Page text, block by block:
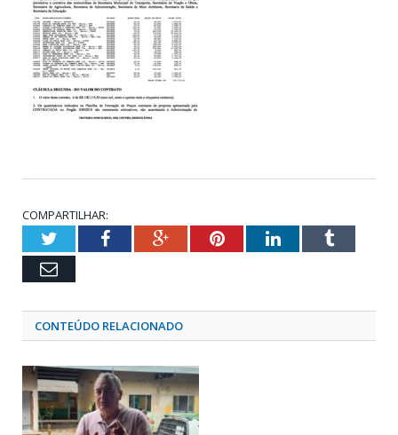
COMPARTILHAR:
TwitterFacebookGoogle+PinterestLinkedInTumblr
Email
CONTEÚDO RELACIONADO